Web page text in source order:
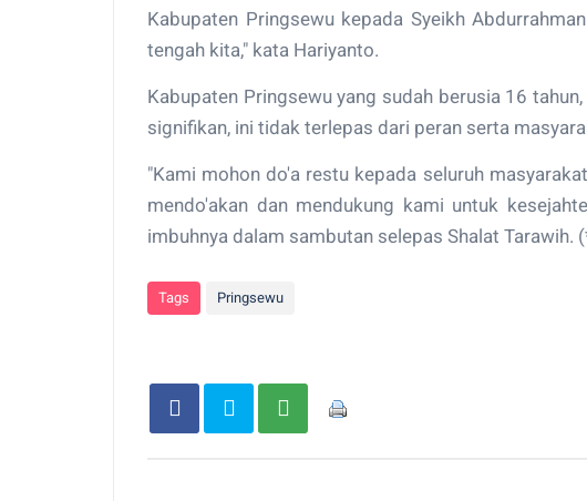
Kabupaten Pringsewu kepada Syeikh
tengah kita," kata Hariyanto.
Kabupaten Pringsewu yang sudah berusia 16
signifikan, ini tidak terlepas dari peran serta
"Kami mohon do'a restu kepada seluruh
mendo'akan dan mendukung kami untuk
imbuhnya dalam sambutan selepas Shalat Tarawih.
Tags Pringsewu